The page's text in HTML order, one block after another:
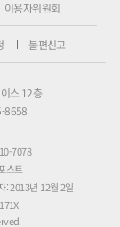
이용자위원회
불편신고
스 12층
8658
7078
스트
: 2013년 12월 2일